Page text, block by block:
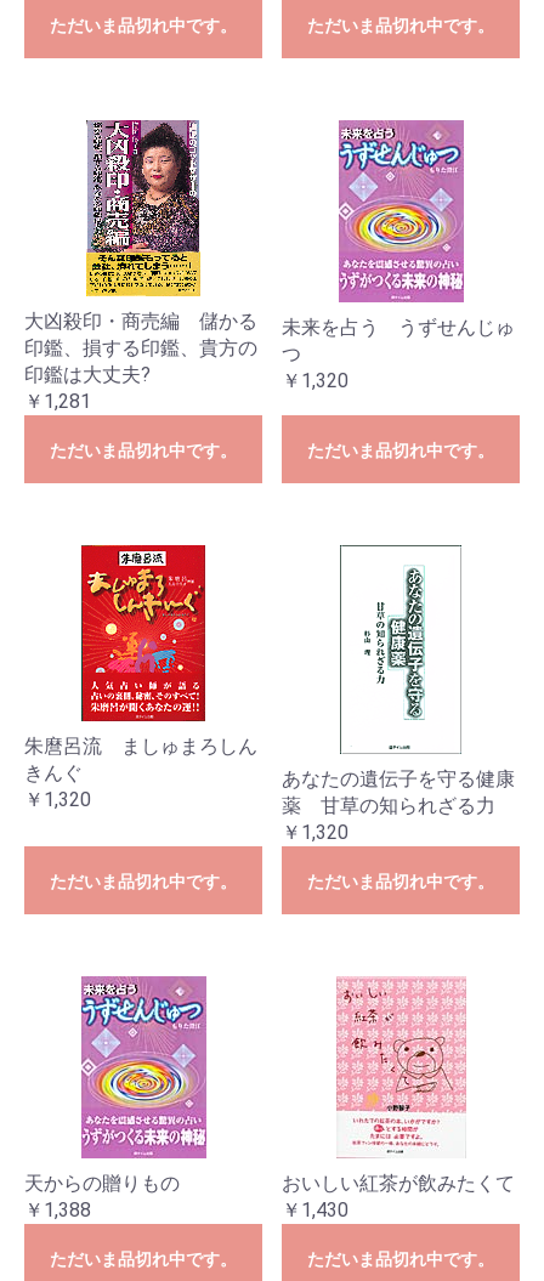
ただいま品切れ中です。 ただいま品切れ中です。
大凶殺印・商売編 儲かる
印鑑、損する印鑑、貴方の
印鑑は大丈夫?
￥1,281
ただいま品切れ中です。
未来を占う うずせんじゅ
つ
￥1,320
ただいま品切れ中です。
朱麿呂流 ましゅまろしん
きんぐ
￥1,320
ただいま品切れ中です。
あなたの遺伝子を守る健康
薬 甘草の知られざる力
￥1,320
ただいま品切れ中です。
天からの贈りもの
￥1,388
ただいま品切れ中です。
おいしい紅茶が飲みたくて
￥1,430
ただいま品切れ中です。